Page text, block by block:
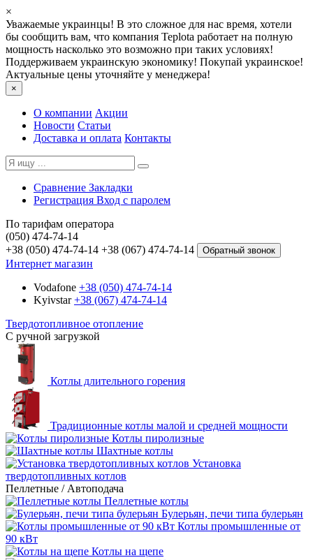
×
Уважаемые украинцы! В это сложное для нас время, хотели
бы сообщить вам, что компания Teplota работает на полную
мощность насколько это возможно при таких условиях!
Поддерживаем украинскую экономику! Покупай украинское!
Актуальные цены уточняйте у менеджера!
×
О компании Акции
Новости Статьи
Доставка и оплата Контакты
Сравнение Закладки
Регистрация Вход с паролем
По тарифам оператора
(050) 474-74-14
+38 (050) 474-74-14 +38 (067) 474-74-14 Обратный звонок
Интернет магазин
Vodafone +38 (050) 474-74-14
Kyivstar +38 (067) 474-74-14
Твердотопливное отопление
С ручной загрузкой
Котлы длительного горения
Традиционные котлы малой и средней мощности
Котлы пиролизные
Шахтные котлы
Установка
твердотопливных котлов
Пеллетные / Автоподача
Пеллетные котлы
Булерьян, печи типа булерьян
Котлы промышленные от
90 кВт
Котлы на щепе